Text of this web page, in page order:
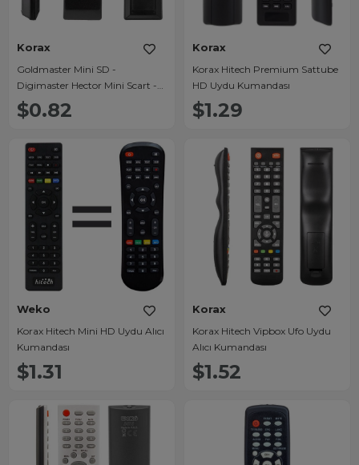
Korax
Goldmaster Mini SD -
Digimaster Hector Mini Scart -
Korax Mini Box - Hiremco Mini
SD Wise Uydu Alıcı Kumandası
$0.82
Korax
Korax Hitech Premium Sattube
HD Uydu Kumandası
$1.29
Weko
Korax Hitech Mini HD Uydu Alıcı
Kumandası
$1.31
Korax
Korax Hitech Vipbox Ufo Uydu
Alıcı Kumandası
$1.52